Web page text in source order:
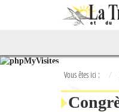
Vous êtes ici :